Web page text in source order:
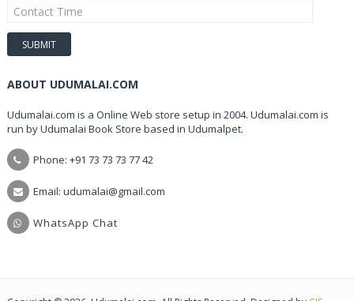
ABOUT UDUMALAI.COM
Udumalai.com is a Online Web store setup in 2004. Udumalai.com is
run by Udumalai Book Store based in Udumalpet.
Phone: +91 73 73 73 77 42
Email: udumalai@gmail.com
WhatsApp Chat